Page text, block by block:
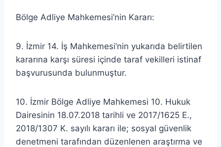
Bölge Adliye Mahkemesi’nin Kararı:
9. İzmir 14. İş Mahkemesi’nin yukarıda belirtilen
kararına karşı süresi içinde taraf vekilleri istinaf
başvurusunda bulunmuştur.
10. İzmir Bölge Adliye Mahkemesi 10. Hukuk
Dairesinin 18.07.2018 tarihli ve 2017/1625 E.,
2018/1307 K. sayılı kararı ile; sosyal güvenlik
denetmeni tarafından düzenlenen araştırma ve